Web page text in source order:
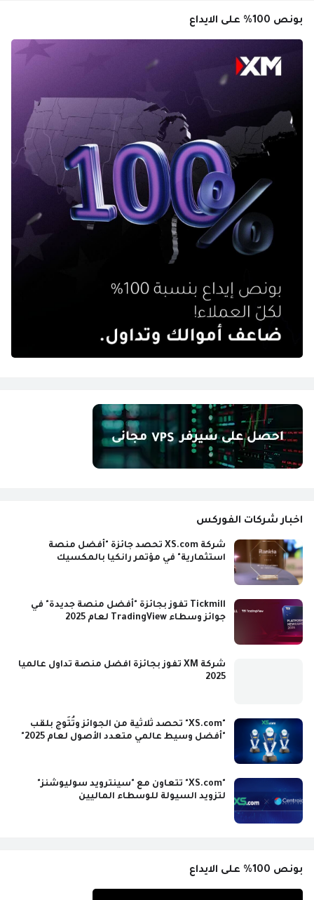
بونص 100% على الايداع
اخبار شركات الفوركس
شركة XS.com تحصد جائزة "أفضل منصة
استثمارية" في مؤتمر رانكيا بالمكسيك
Tickmill تفوز بجائزة "أفضل منصة جديدة" في
جوائز وسطاء TradingView لعام 2025
شركة XM تفوز بجائزة افضل منصة تداول عالميا
2025
"XS.com" تحصد ثلاثية من الجوائز وتُتَوج بلقب
"أفضل وسيط عالمي متعدد الأصول لعام 2025"
"XS.com" تتعاون مع "سينترويد سوليوشنز"
لتزويد السيولة للوسطاء الماليين
بونص 100% على الايداع